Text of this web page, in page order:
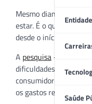
Saúde
Mesmo diante de um
estar. É o que mostra
desde o início da
A pesquisa —
dificuldades pessoais,
consumidores.
os gastos